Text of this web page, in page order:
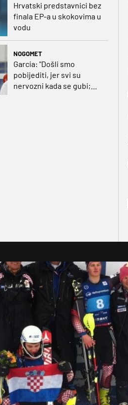
Hrvatski predstavnici bez
finala EP-a u skokovima u
vodu
NOGOMET
Garcia: "Došli smo
pobijediti, jer svi su
nervozni kada se gubi;